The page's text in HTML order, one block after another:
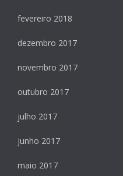
fevereiro 2018
dezembro 2017
novembro 2017
outubro 2017
julho 2017
junho 2017
maio 2017